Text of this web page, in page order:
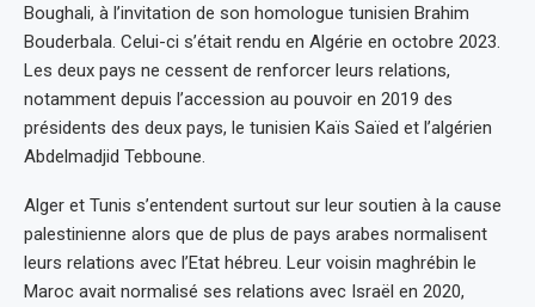
Boughali, à l’invitation de son homologue tunisien Brahim
Bouderbala. Celui-ci s’était rendu en Algérie en octobre 2023.
Les deux pays ne cessent de renforcer leurs relations,
notamment depuis l’accession au pouvoir en 2019 des
présidents des deux pays, le tunisien Kaïs Saïed et l’algérien
Abdelmadjid Tebboune.
Alger et Tunis s’entendent surtout sur leur soutien à la cause
palestinienne alors que de plus de pays arabes normalisent
leurs relations avec l’Etat hébreu. Leur voisin maghrébin le
Maroc avait normalisé ses relations avec Israël en 2020,